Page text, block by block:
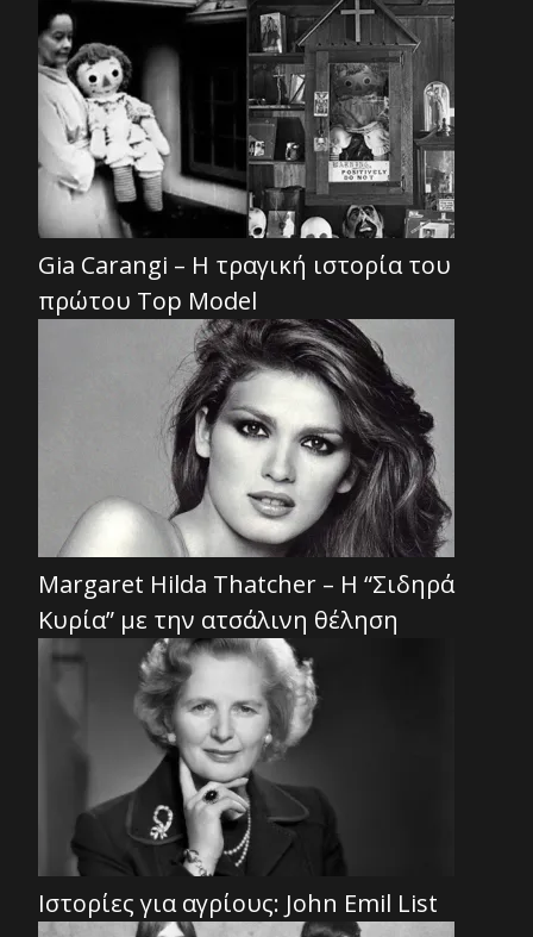
Gia Carangi – Η τραγική ιστορία του
πρώτου Τop Μodel
Margaret Hilda Thatcher – Η “Σιδηρά
Κυρία” με την ατσάλινη θέληση
Ιστορίες για αγρίους: John Emil List